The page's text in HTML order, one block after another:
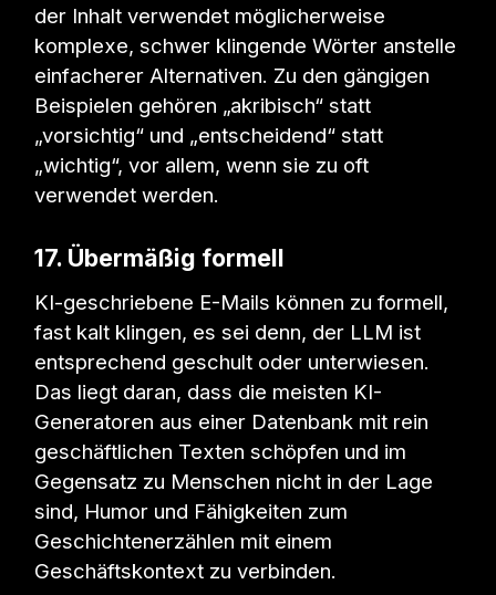
der Inhalt verwendet möglicherweise
komplexe, schwer klingende Wörter anstelle
einfacherer Alternativen. Zu den gängigen
Beispielen gehören „akribisch“ statt
„vorsichtig“ und „entscheidend“ statt
„wichtig“, vor allem, wenn sie zu oft
verwendet werden.
17. Übermäßig formell
KI-geschriebene E-Mails können zu formell,
fast kalt klingen, es sei denn, der LLM ist
entsprechend geschult oder unterwiesen.
Das liegt daran, dass die meisten KI-
Generatoren aus einer Datenbank mit rein
geschäftlichen Texten schöpfen und im
Gegensatz zu Menschen nicht in der Lage
sind, Humor und Fähigkeiten zum
Geschichtenerzählen mit einem
Geschäftskontext zu verbinden.